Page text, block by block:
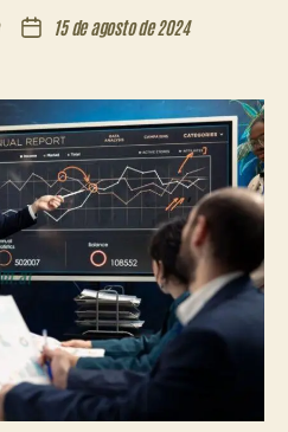
Fecha
entrada
15 de agosto de 2024